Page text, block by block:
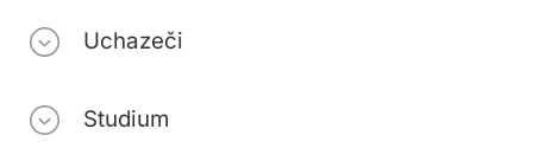
Uchazeči
Studium